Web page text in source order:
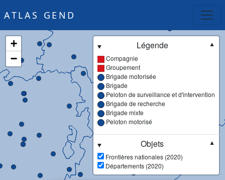
ATLAS GEND
+
−
Légende
▼
Compagnie
Groupement
Brigade motorisée
Brigade
Peloton de surveillance et d'intervention
Brigade de recherche
Brigade mixte
Peloton motorisé
Objets
▼
Frontières nationales (2020)
Départements (2020)